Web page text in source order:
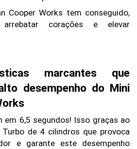
Cooper Works tem conseguido,
arrebatar corações e elevar
marcantes que
desempenho do Mini
em 6,5 segundos! Isso graças ao
de 4 cilindros que provoca
e garante este desempenho